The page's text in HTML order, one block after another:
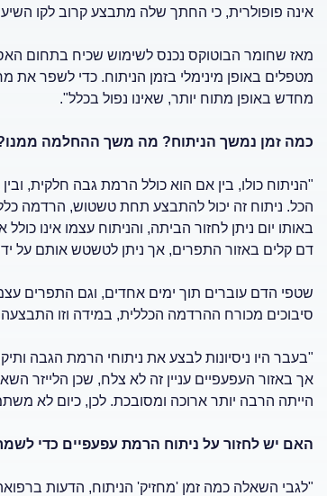
אינה פופולרית, כי החתך שלה מתבצע קרוב לקו
מאז שחומר הבוטוקס נכנס לשימוש שכיח בתחום
מטפלים באופן מינימלי בזמן הניתוח. כדי לשפר את
מחדש באופן מתוח יותר, שאינו נפול בכלל".
כמה זמן נמשך הניתוח? מה משך ההחלמה
"הניתוח כולו, בין אם הוא כולל הרמת גבה חלקית,
הכל. ניתוח זה יכול להתבצע תחת טשטוש, הרדמה
באותו יום ניתן לחזור הביתה, והניתוח עצמו אינו
דם קלים באזור התפרים, אך ניתן לטשטש אותם על
שטפי הדם עוברים תוך ימים אחדים, וגם התפרים
סיבוכים מכורח ההרדמה הכללית, במידה וזו
"בעבר היו ניסיונות לבצע את ניתוחי הרמת הגבה
אך באזור העפעפיים עניין זה לא צלח, שכן הלייזר
הייתה הרבה יותר ארוכה ומסובכת. לכן, כיום לא
האם יש לחזור על ניתוח הרמת עפעפיים כדי
"לגבי השאלה כמה זמן 'מחזיק' הניתוח, הדעות